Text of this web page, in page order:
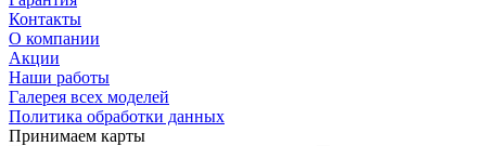
Контакты
О компании
Акции
Наши работы
Галерея всех моделей
Политика обработки данных
Принимаем карты